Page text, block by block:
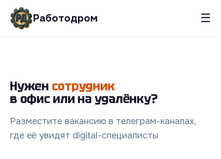
Работодром ☰
Нужен сотрудник
в офис или на удалёнку?
Разместите вакансию в телеграм-каналах,
где её увидят digital-специалисты